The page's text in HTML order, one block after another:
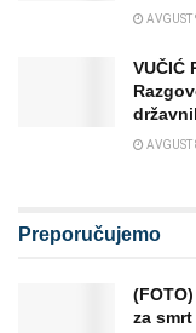
VUČIĆ
Preporučujemo
za